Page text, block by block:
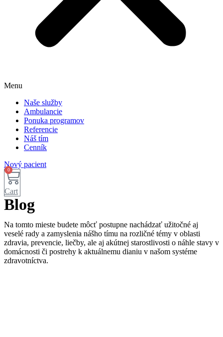
Menu
Naše služby
Ambulancie
Ponuka programov
Referencie
Náš tím
Cenník
Nový pacient
0
Cart
Blog
Na tomto mieste budete môcť postupne nachádzať užitočné aj
veselé rady a zamyslenia nášho tímu na rozličné témy v oblasti
zdravia, prevencie, liečby, ale aj akútnej starostlivosti o náhle stavy v
domácnosti či postrehy k aktuálnemu dianiu v našom systéme
zdravotníctva.